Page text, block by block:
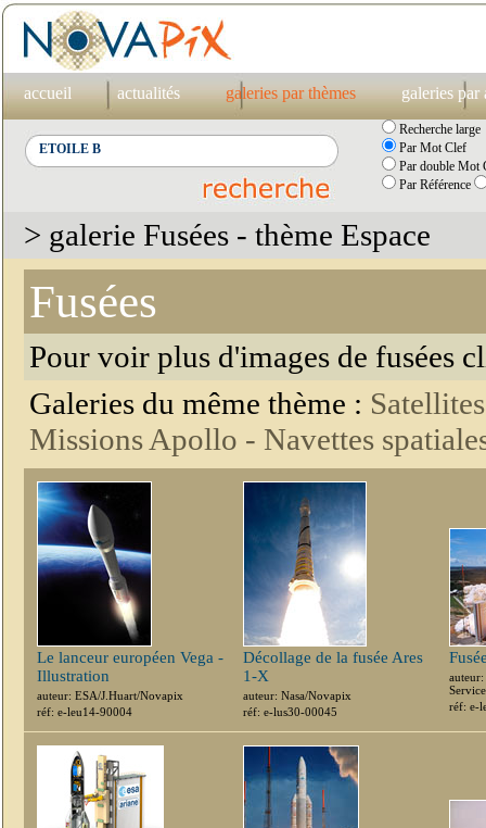
accueil actualités galeries par thèmes galeries par
Recherche large
Par Mot Clef
Par double Mot
Par Référence
> galerie Fusées - thème Espace
Fusées
Pour voir plus d'images de fusées
Galeries du même thème :
Missions Apollo - Navettes
Le lanceur européen Vega -
Illustration
auteur: ESA/J.Huart/Novapix
réf: e-leu14-90004
Décollage de la fusée Ares
1-X
auteur: Nasa/Novapix
réf: e-lus30-00045
réf: e-